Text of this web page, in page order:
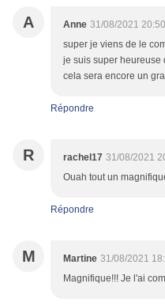
A Anne 31/08/2021 20:50
super je viens de le
je suis super heureuse
cela sera encore un
Répondre
R rachel17 31/08/2021
Ouah tout un
Répondre
M Martine 31/08/2021
Magnifique!!! Je l'ai